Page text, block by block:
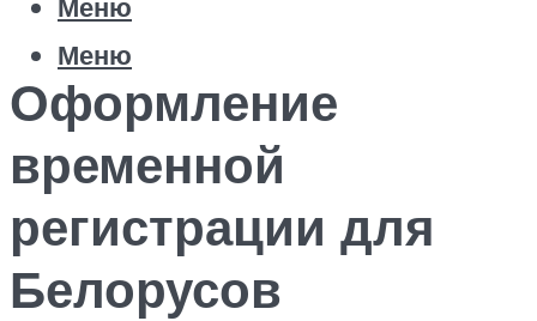
Меню
Меню
Оформление
временной
регистрации для
Белорусов